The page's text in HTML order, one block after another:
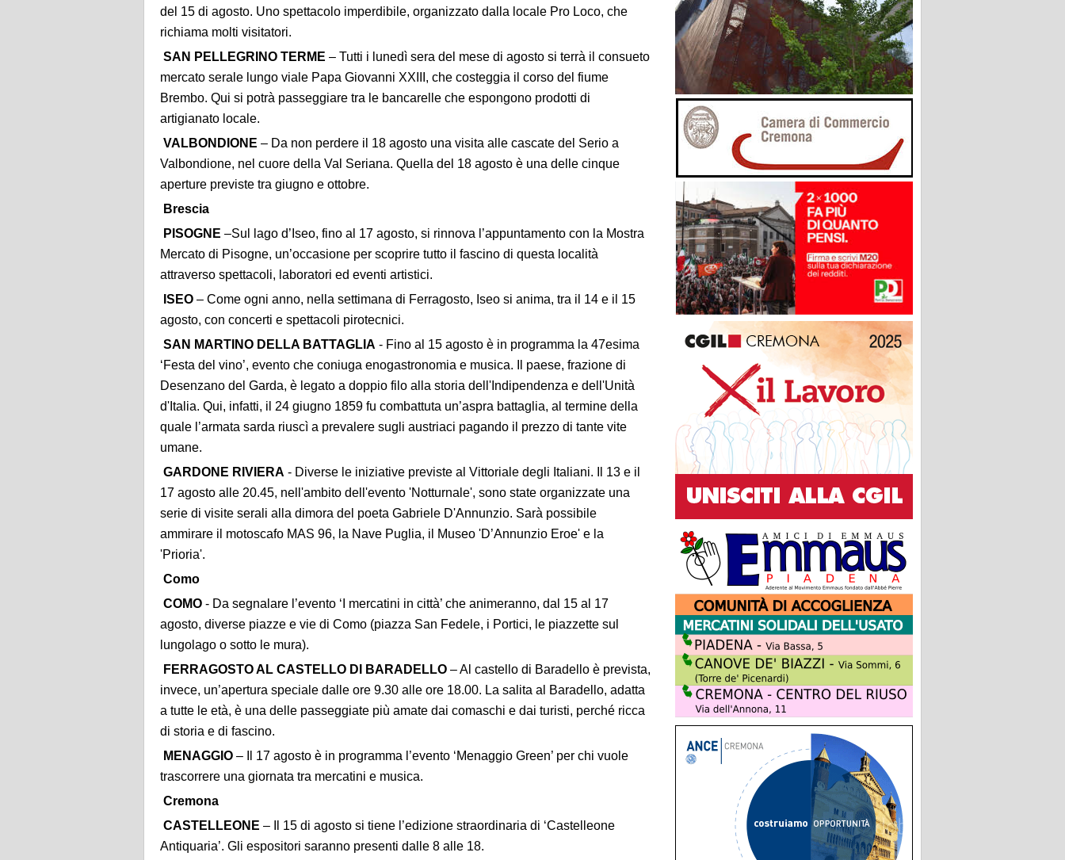
del 15 di agosto. Uno spettacolo imperdibile, organizzato dalla locale Pro Loco, che
richiama molti visitatori.
SAN PELLEGRINO TERME – Tutti i lunedì sera del mese di agosto si terrà il consueto
mercato serale lungo viale Papa Giovanni XXIII, che costeggia il corso del fiume
Brembo. Qui si potrà passeggiare tra le bancarelle che espongono prodotti di
artigianato locale.
VALBONDIONE – Da non perdere il 18 agosto una visita alle cascate del Serio a
Valbondione, nel cuore della Val Seriana. Quella del 18 agosto è una delle cinque
aperture previste tra giugno e ottobre.
Brescia
PISOGNE –Sul lago d’Iseo, fino al 17 agosto, si rinnova l’appuntamento con la Mostra
Mercato di Pisogne, un’occasione per scoprire tutto il fascino di questa località
attraverso spettacoli, laboratori ed eventi artistici.
ISEO – Come ogni anno, nella settimana di Ferragosto, Iseo si anima, tra il 14 e il 15
agosto, con concerti e spettacoli pirotecnici.
SAN MARTINO DELLA BATTAGLIA - Fino al 15 agosto è in programma la 47esima
‘Festa del vino’, evento che coniuga enogastronomia e musica. Il paese, frazione di
Desenzano del Garda, è legato a doppio filo alla storia dell'Indipendenza e dell'Unità
d'Italia. Qui, infatti, il 24 giugno 1859 fu combattuta un’aspra battaglia, al termine della
quale l’armata sarda riuscì a prevalere sugli austriaci pagando il prezzo di tante vite
umane.
GARDONE RIVIERA - Diverse le iniziative previste al Vittoriale degli Italiani. Il 13 e il
17 agosto alle 20.45, nell'ambito dell'evento 'Notturnale', sono state organizzate una
serie di visite serali alla dimora del poeta Gabriele D'Annunzio. Sarà possibile
ammirare il motoscafo MAS 96, la Nave Puglia, il Museo 'D’Annunzio Eroe' e la
'Prioria'.
Como
COMO - Da segnalare l’evento ‘I mercatini in città’ che animeranno, dal 15 al 17
agosto, diverse piazze e vie di Como (piazza San Fedele, i Portici, le piazzette sul
lungolago o sotto le mura).
FERRAGOSTO AL CASTELLO DI BARADELLO – Al castello di Baradello è prevista,
invece, un’apertura speciale dalle ore 9.30 alle ore 18.00. La salita al Baradello, adatta
a tutte le età, è una delle passeggiate più amate dai comaschi e dai turisti, perché ricca
di storia e di fascino.
MENAGGIO – Il 17 agosto è in programma l’evento ‘Menaggio Green’ per chi vuole
trascorrere una giornata tra mercatini e musica.
Cremona
CASTELLEONE – Il 15 di agosto si tiene l’edizione straordinaria di ‘Castelleone
Antiquaria’. Gli espositori saranno presenti dalle 8 alle 18.